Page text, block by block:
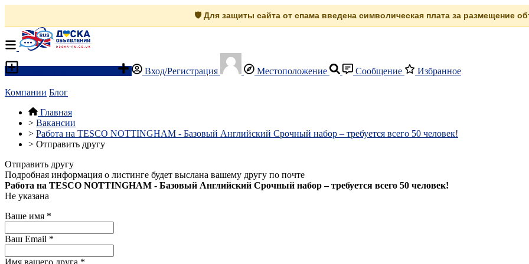
🛡️ Для защиты сайта от спама введена символическая плата за размещение
Вход/Регистрация Местоположение Сообщение Избранное
Компании Блог
Главная
> Вакансии
> Работа на TESCO NOTTINGHAM - Базовый Английский Срочный набор – требуется всего 50 человек!
> Отправить другу
Отправить другу
Подробная информация о листинге будет выслана вашему другу по почте
Работа на TESCO NOTTINGHAM - Базовый Английский Срочный набор – требуется всего 50 человек!
Не указана
Ваше имя *
Ваш Email *
Имя вашего друга *